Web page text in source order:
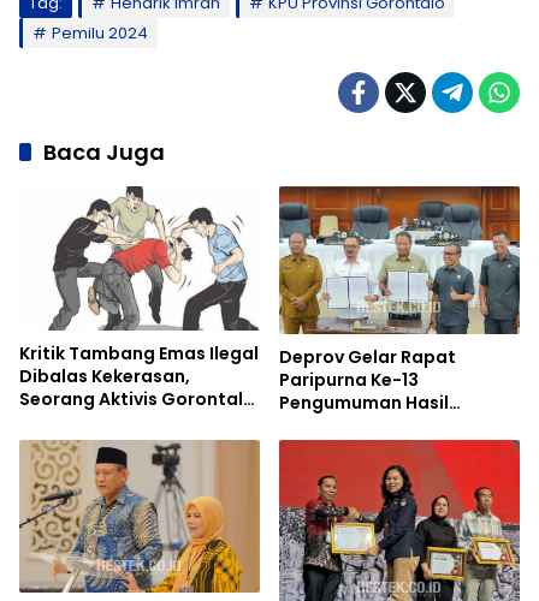
Pemilu 2024
Baca Juga
Kritik Tambang Emas Ilegal
Dibalas Kekerasan,
Seorang Aktivis Gorontalo
Deprov Gelar Rapat
Paripurna Ke-13
Pengumuman Hasil
Gorontalo 2024